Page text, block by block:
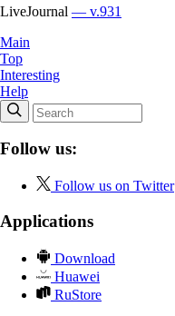
LiveJournal — v.931
Main
Top
Interesting
Help
Follow us:
Follow us on Twitter
Applications
Download
Huawei
RuStore